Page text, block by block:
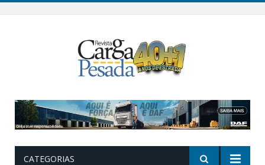
CATEGORIAS